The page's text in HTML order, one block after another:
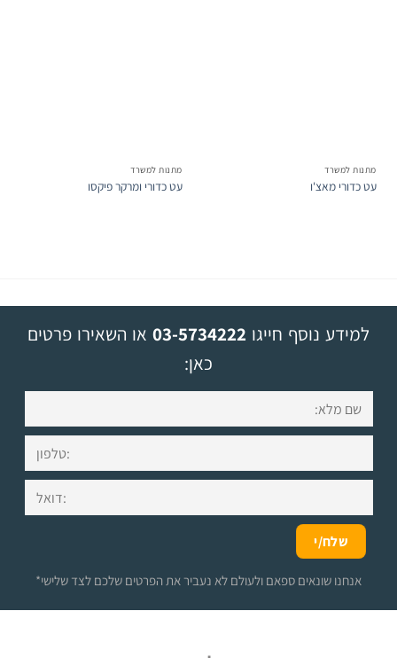
מתנות למשרד
עט כדורי מאצ'ו
מתנות למשרד
עט כדורי ומרקר פיקסו
למידע נוסף חייגו 03-5734222 או השאירו פרטים
כאן:
*אנחנו שונאים ספאם ולעולם לא נעביר את הפרטים שלכם לצד שלישי